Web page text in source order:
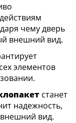
чему дверь
внешний вид.
элементов
станет
надежность,
вид.